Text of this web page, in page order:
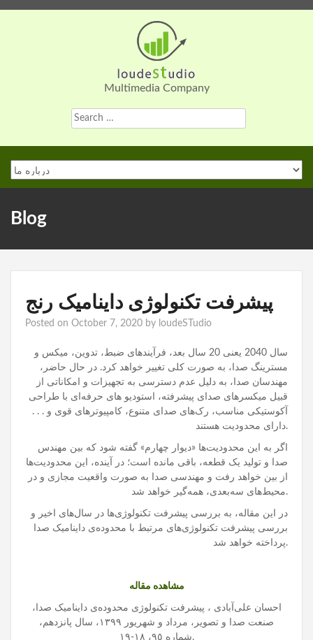
Multimedia Company
Search
for:
Blog
پیشرفت تکنولوژی داینامیک رنج
Posted on October 7, 2020 by loudeSTudio
سال 2040 یعنی 20 سال بعد، فرآیندهای ضبط، تدوین، میکس و
مسترینگ صدا، به صورت کلی تغییر خواهد کرد. در حال حاضر،
مهندسان صدا، به دلیل عدم دسترسی‌ به تجهیزات و امکاناتی از
قبیل میکسرهای صدای پیشرفته، استودیو های حرفه‌ای با طراحی
آکوستیکی مناسب، رک‌های صدای متنوع، کامپیوترهای قوی و . . .
دارای محدودیت هستند.
اگر به این محدودیت‌ها «دیوار چهارم» گفته شود که بین مهندس
صدا و تولید یک قطعه، باقی مانده است؛ در آینده، این محدودیت‌ها
از بین خواهد رفت و مهندسی صدا به صورت واقعیت مجازی و در
محیط‌های سه‌بعدی، همه‌گیر خواهد شد.
در این مقاله، به بررسی پیشرفت تکنولوژی‌ها در سال‌های اخیر و
بررسی پیشرفت تکنولوژی‌های مرتبط با محدوده‌ی داینامیک صدا
پرداخته خواهد شد.
مشاهده مقاله
احسان علی‌آبادی ، پیشرفت تکنولوژی محدوده‌ی داینامیک صدا،
صنعت صدا و تصویر، مرداد و شهریور ١٣٩٩، سال پانزدهم،
شماره ٩٥، ١٨-١٩.